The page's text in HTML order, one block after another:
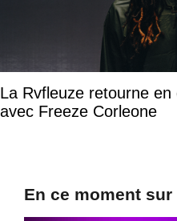
La Rvfleuze retourne
avec Freeze Corleone
En ce moment